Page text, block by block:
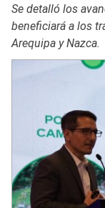
Se detalló los
beneficiará a los
Arequipa y Nazca.